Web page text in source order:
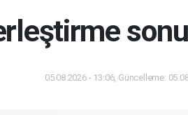
05.08.2026 - 13:06, Güncelleme: